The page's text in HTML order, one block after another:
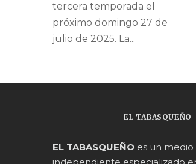
tercera temporada el
próximo domingo 27 de
julio de 2025. La...
EL TABASQUEÑO
EL TABASQUEÑO es un medio